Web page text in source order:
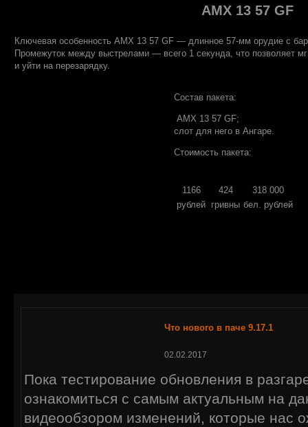
AMX 13 57 GF
Ключевая особенность AMX 13 57 GF — длинное 57-мм орудие с
Промежуток между выстрелами — всего 1 секунда, что позволяет
и уйти на перезарядку.
Состав пакета:
AMX 13 57 GF;
слот для него в Ангаре.
Стоимость пакета:
1166
рублей
424
гривны
318 000
бел. рублей
Что нового в паче 9.17.1
02.02.2017
Пока тестирование обновления в
ознакомиться с самым актуальным на
видеообзором изменений, которые нас